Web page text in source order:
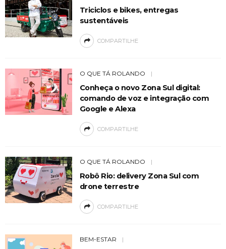
Triciclos e bikes, entregas
sustentáveis
COMPARTILHE
O QUE TÁ ROLANDO
Conheça o novo Zona Sul digital:
comando de voz e integração com
Google e Alexa
COMPARTILHE
O QUE TÁ ROLANDO
Robô Rio: delivery Zona Sul com
drone terrestre
COMPARTILHE
BEM-ESTAR